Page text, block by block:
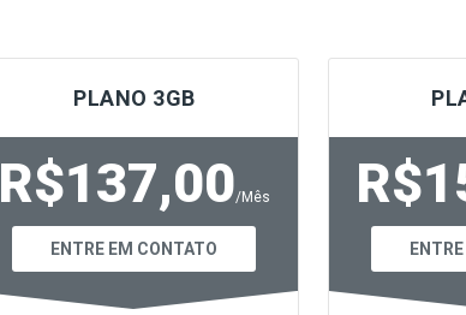
PLANO 3GB
R$137,00/Mês
ENTRE EM CONTATO